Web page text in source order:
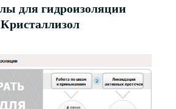
для гидроизоляции
Кристаллизол